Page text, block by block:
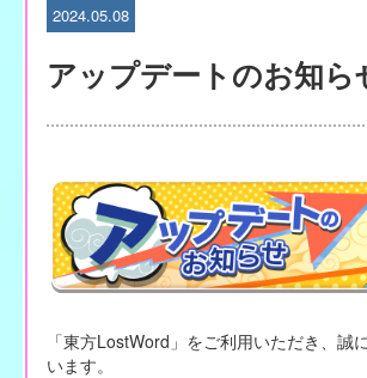
2024.05.08
アップデートのお知ら
「東方LostWord」をご利用いただき、誠
います。